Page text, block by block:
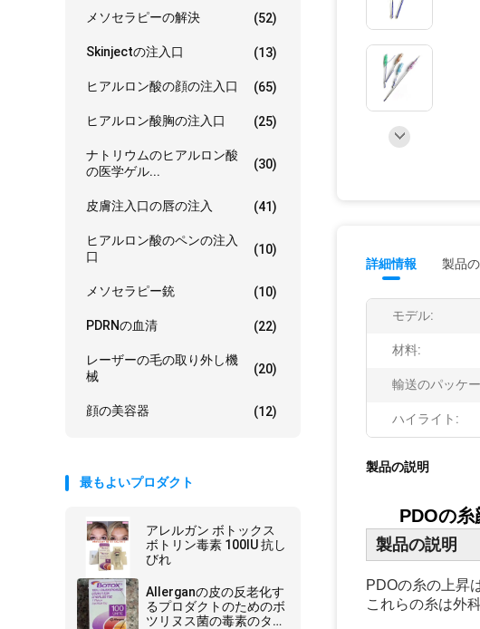
メソセラピーの解決 (52)
Skinjectの注入口 (13)
ヒアルロン酸の顔の注入口 (65)
ヒアルロン酸胸の注入口 (25)
ナトリウムのヒアルロン酸
の医学ゲル...
(30)
皮膚注入口の唇の注入 (41)
ヒアルロン酸のペンの注入
口
(10)
メソセラピー銃 (10)
PDRNの血清 (22)
レーザーの毛の取り外し機
械
(20)
顔の美容器 (12)
最もよいプロダクト
アレルガン ボトックス
ボトリン毒素 100IU 抗し
びれ
Allerganの皮の反老化す
るプロダクトのためのボ
ツリヌス菌の毒素のタイ
詳細情報 製品
モデル:
材料:
輸送のパッケ
ハイライト:
製品の説明
PDOの
製品の説明
PDOの糸の上昇
これらの糸は外